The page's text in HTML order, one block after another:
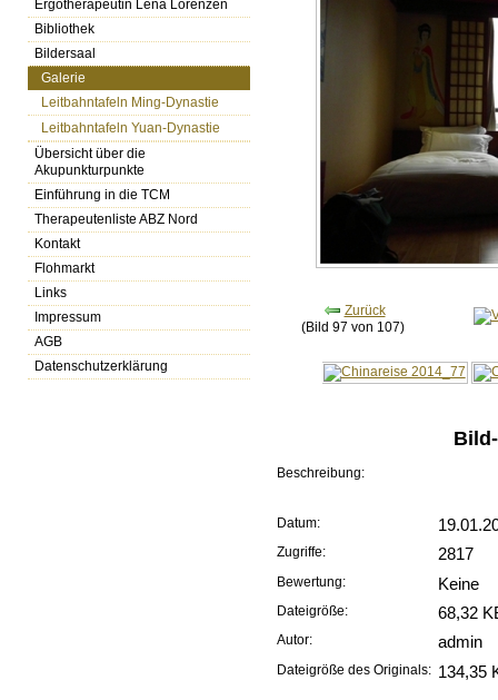
Ergotherapeutin Lena Lorenzen
Bibliothek
Bildersaal
Galerie
Leitbahntafeln Ming-Dynastie
Leitbahntafeln Yuan-Dynastie
Übersicht über die
Akupunkturpunkte
Einführung in die TCM
Therapeutenliste ABZ Nord
Kontakt
Flohmarkt
Links
Impressum
AGB
Datenschutzerklärung
Zurück
(Bild 97 von 107)
Beschreibung:
Datum:
Zugriffe: 2817
Bewertung: Keine
Dateigröße: 68,32
Autor: admin
Dateigröße des Originals: 134,35